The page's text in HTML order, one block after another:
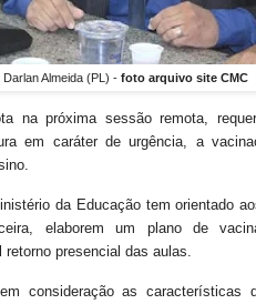
Darlan Almeida (PL) - foto arquivo site CMC
na próxima sessão remota,
em caráter de urgência, a
da Educação tem orientado
elaborem um plano de
presencial das aulas.
consideração as características